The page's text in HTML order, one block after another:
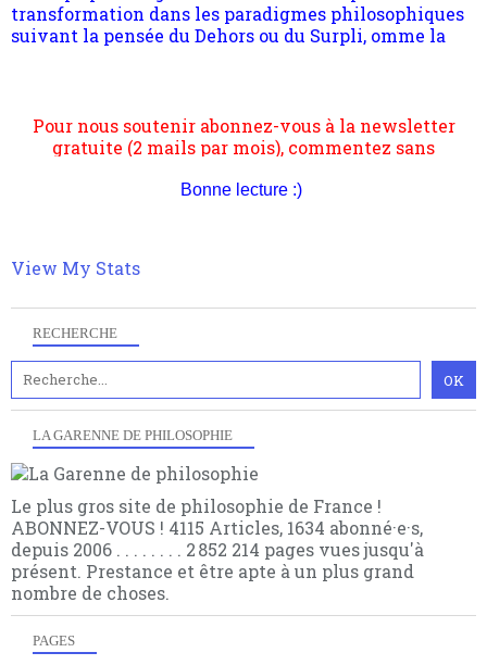
RECHERCHE
LA GARENNE DE PHILOSOPHIE
Le plus gros site de philosophie de France !
ABONNEZ-VOUS ! 4115 Articles, 1634 abonné·e·s,
depuis 2006 . . . . . . . . 2 852 214 pages vues jusqu'à
présent. Prestance et être apte à un plus grand
nombre de choses.
PAGES
nomme les métaphysiciens classique. Nous avons
quant à nous déjà basculé d'emblée dans la modernité
multiples facteurs et échelles. Ce site contient des
articles pour être apte à un plus grand nombre de
gratuite (2 mails par mois), commentez sans
hésitation, partagez le contenu sur les réseaux et si
vous le pouvez faîtes des liens depuis votre site.
Bonne lecture :)
View My Stats